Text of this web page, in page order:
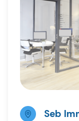
Seb